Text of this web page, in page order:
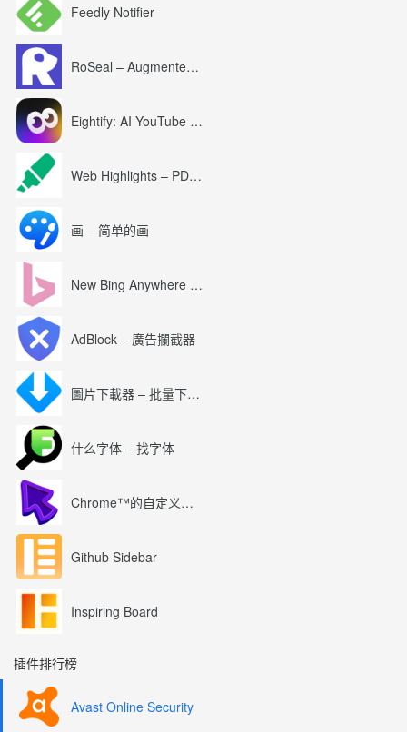
Feedly Notifier
RoSeal – Augmented Roblox Experience
Eightify: AI YouTube Summary with ChatGPT
Web Highlights – PDF & Web Highlighter
画 – 简单的画
New Bing Anywhere (Bing Chat GPT-4)
AdBlock – 廣告攔截器
圖片下載器 – 批量下載圖片
什么字体 – 找字体
Chrome™的自定义光标
Github Sidebar
Inspiring Board
插件排行榜
Avast Online Security